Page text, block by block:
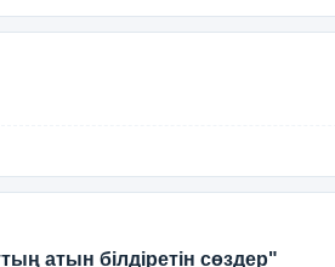
атын білдіретін сөздер"